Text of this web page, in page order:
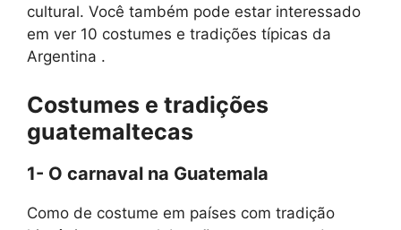
cultural. Você também pode estar interessado
em ver 10 costumes e tradições típicas da
Argentina .
Costumes e tradições
guatemaltecas
1- O carnaval na Guatemala
Como de costume em países com tradição